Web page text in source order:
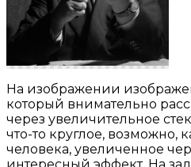
На изображении
который внимательно
через увеличительное
что-то круглое, возможно,
человека, увеличенное
интересный эффект. На